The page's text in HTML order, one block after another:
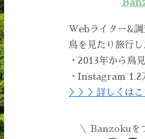
Webライター&調
鳥を見たり旅行し
・2013年から鳥
・Instagram 1.2
＞＞＞詳しくはこ
Banzokuを